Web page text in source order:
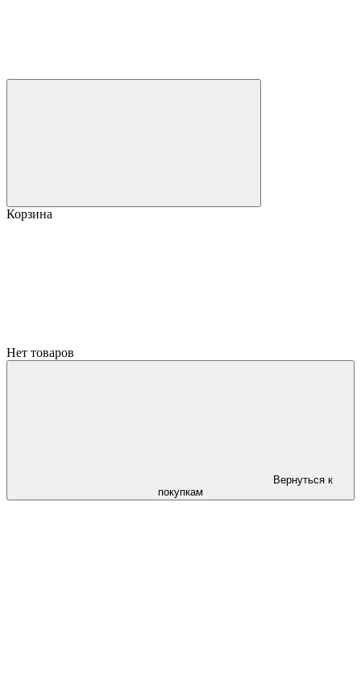
Корзина
Нет товаров
Вернуться к
покупкам